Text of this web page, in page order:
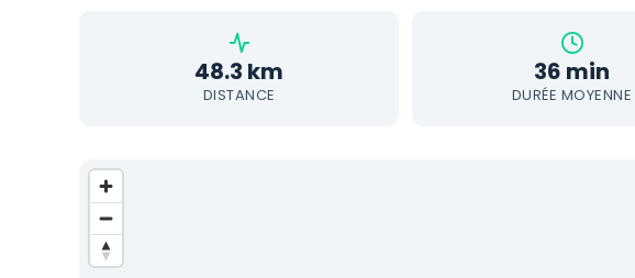
48.3 km
DISTANCE
36 min
DURÉE MOYENNE